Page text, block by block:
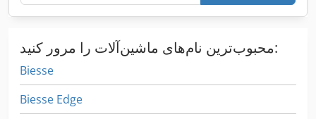
محبوب‌ترین نام‌های ماشین‌آلات را مرور کنید:
Biesse
Biesse Edge